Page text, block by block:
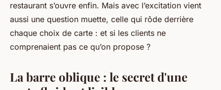
restaurant s’ouvre enfin. Mais avec l’excitation vient
aussi une question muette, celle qui rôde derrière
chaque choix de carte : et si les clients ne
comprenaient pas ce qu’on propose ?
La barre oblique : le secret d'une